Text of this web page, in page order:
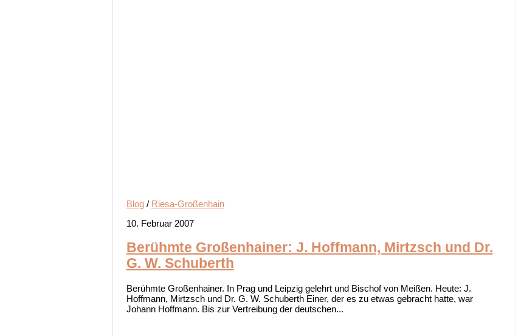
Blog/ Riesa-Großenhain
10. Februar 2007
Berühmte Großenhainer: J. Hoffmann, Mirtzsch und Dr.
G. W. Schuberth
Berühmte Großenhainer. In Prag und Leipzig gelehrt und Bischof von Meißen. Heute: J.
Hoffmann, Mirtzsch und Dr. G. W. Schuberth Einer, der es zu etwas gebracht hatte, war
Johann Hoffmann. Bis zur Vertreibung der deutschen...